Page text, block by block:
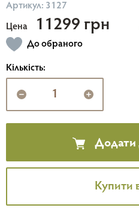
Артикул: 3127
Цена 11299 грн
До обраного
Кількість:
Додати
Купити